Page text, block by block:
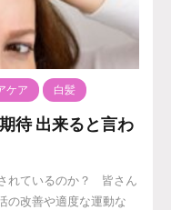
ケア 白髪
待 出来ると言わ
れているのか？ 皆さん
の改善や適度な運動な